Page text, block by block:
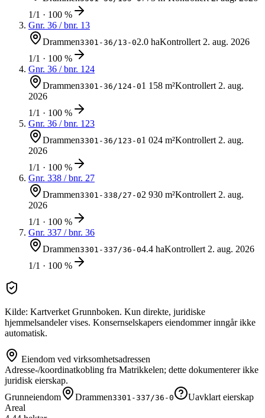
1/1 · 100 %
Gnr. 36 / bnr. 13
Drammen3301-36/13-02.0 haKontrollert 2. aug. 2026
1/1 · 100 %
Gnr. 36 / bnr. 124
Drammen3301-36/124-01 158 m²Kontrollert 2. aug.
2026
1/1 · 100 %
Gnr. 36 / bnr. 123
Drammen3301-36/123-01 024 m²Kontrollert 2. aug.
2026
1/1 · 100 %
Gnr. 338 / bnr. 27
Drammen3301-338/27-02 930 m²Kontrollert 2. aug.
2026
1/1 · 100 %
Gnr. 337 / bnr. 36
Drammen3301-337/36-04.4 haKontrollert 2. aug. 2026
1/1 · 100 %
Kilde: Kartverket Grunnboken. Kun direkte, juridiske
hjemmelsandeler vises. Konsernselskapers eiendommer inngår ikke
automatisk.
Eiendom ved virksomhetsadressen
Adresse-/koordinatkobling fra Matrikkelen; dette dokumenterer ikke
juridisk eierskap.
Grunneiendom
Drammen3301-337/36-0
Uavklart eierskap
Areal